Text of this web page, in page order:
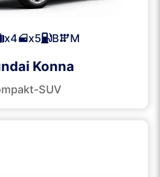
x4 x5 B M
Konna
SUV